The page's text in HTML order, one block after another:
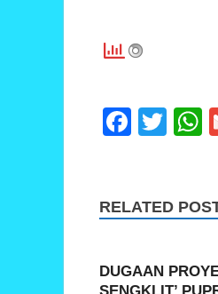
F
e
o
T
er s
p
RELATED
DUGAAN